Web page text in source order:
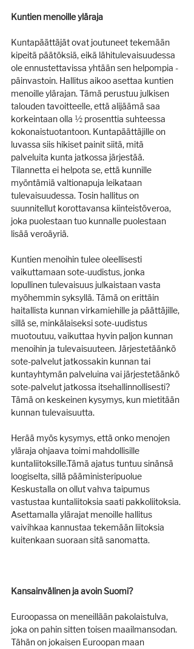
Kuntien menoille yläraja
Kuntapäättäjät ovat joutuneet tekemään
kipeitä päätöksiä, eikä lähitulevaisuudessa
ole ennustettavissa yhtään sen helpompia -
päinvastoin. Hallitus aikoo asettaa kuntien
menoille ylärajan. Tämä perustuu julkisen
talouden tavoitteelle, että alijäämä saa
korkeintaan olla ½ prosenttia suhteessa
kokonaistuotantoon. Kuntapäättäjille on
luvassa siis hikiset painit siitä, mitä
palveluita kunta jatkossa järjestää.
Tilannetta ei helpota se, että kunnille
myöntämiä valtionapuja leikataan
tulevaisuudessa. Tosin hallitus on
suunnitellut korottavansa kiinteistöveroa,
joka puolestaan tuo kunnalle puolestaan
lisää veroäyriä.
Kuntien menoihin tulee oleellisesti
vaikuttamaan sote-uudistus, jonka
lopullinen tulevaisuus julkaistaan vasta
myöhemmin syksyllä. Tämä on erittäin
haitallista kunnan virkamiehille ja päättäjille,
sillä se, minkälaiseksi sote-uudistus
muotoutuu, vaikuttaa hyvin paljon kunnan
menoihin ja tulevaisuuteen. Järjestetäänkö
sote-palvelut jatkossakin kunnan tai
kuntayhtymän palveluina vai järjestetäänkö
sote-palvelut jatkossa itsehallinnollisesti?
Tämä on keskeinen kysymys, kun mietitään
kunnan tulevaisuutta.
Herää myös kysymys, että onko menojen
yläraja ohjaava toimi mahdollisille
kuntaliitoksille.Tämä ajatus tuntuu sinänsä
loogiselta, sillä pääministeripuolue
Keskustalla on ollut vahva taipumus
vastustaa kuntaliitoksia saati pakkoliitoksia.
Asettamalla ylärajat menoille hallitus
vaivihkaa kannustaa tekemään liitoksia
kuitenkaan suoraan sitä sanomatta.
Kansainvälinen ja avoin Suomi?
Euroopassa on meneillään pakolaistulva,
joka on pahin sitten toisen maailmansodan.
Tähän on jokaisen Euroopan maan